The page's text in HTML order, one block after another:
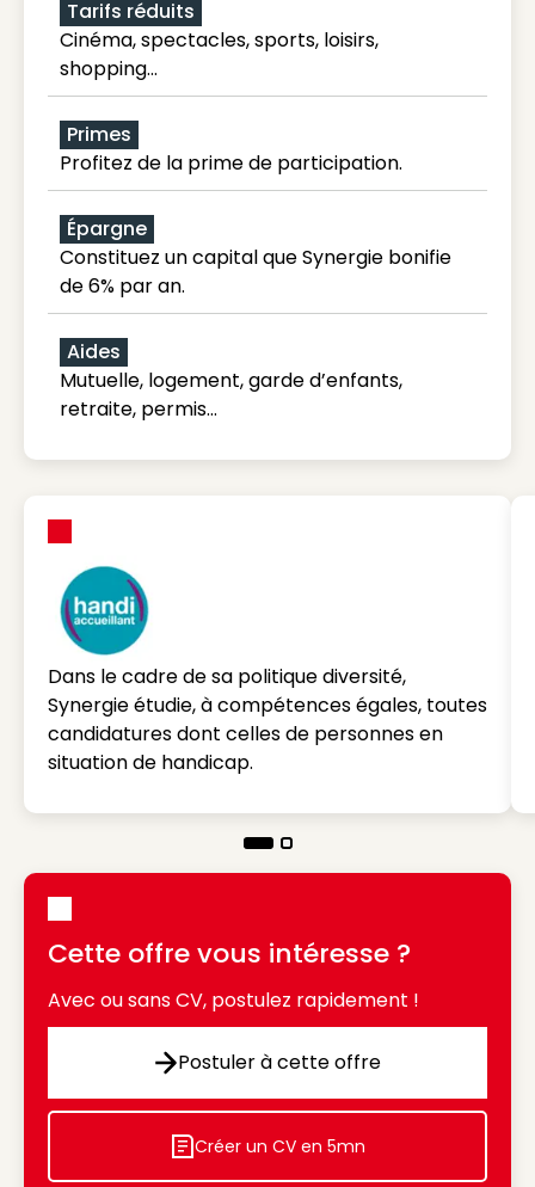
Tarifs réduits
Cinéma, spectacles, sports, loisirs,
shopping...
Primes
Profitez de la prime de participation.
Épargne
Constituez un capital que Synergie bonifie
de 6% par an.
Aides
Mutuelle, logement, garde d’enfants,
retraite, permis…
Dans le cadre de sa politique diversité,
Synergie étudie, à compétences égales, toutes
candidatures dont celles de personnes en
situation de handicap.
Cette offre vous intéresse ?
Avec ou sans CV, postulez rapidement !
Postuler à cette offre
Postuler à cette offre
Icon decorative
Créer un CV en 5mn